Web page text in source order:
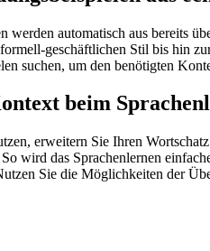
automatisch aus bereits
geschäftlichen Stil bis hin
suchen, um den benötigten
beim
erweitern Sie Ihren
wird das Sprachenlernen
Sie die Möglichkeiten der